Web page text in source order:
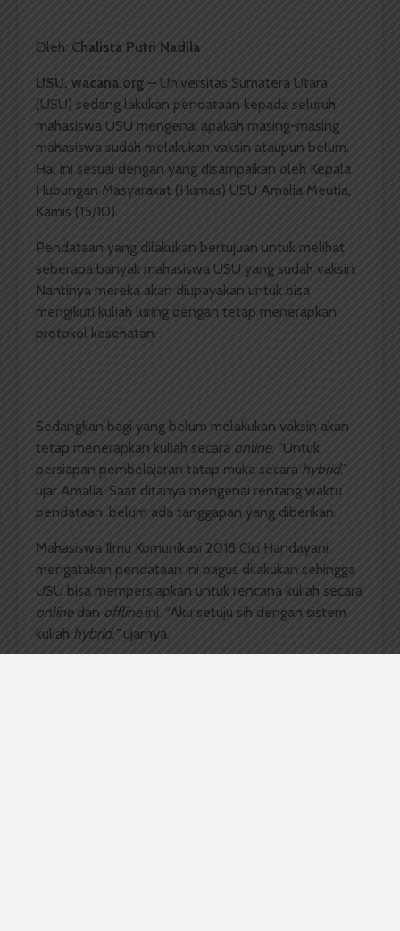
Oleh: Chalista Putri Nadila
USU, wacana.org – Universitas Sumatera Utara
(USU) sedang lakukan pendataan kepada seluruh
mahasiswa USU mengenai apakah masing-masing
mahasiswa sudah melakukan vaksin ataupun belum.
Hal ini sesuai dengan yang disampaikan oleh Kepala
Hubungan Masyarakat (Humas) USU Amalia Meutia,
Kamis (15/10).
Pendataan yang dilakukan bertujuan untuk melihat
seberapa banyak mahasiswa USU yang sudah vaksin.
Nantinya mereka akan diupayakan untuk bisa
mengikuti kuliah luring dengan tetap menerapkan
protokol kesehatan.
Sedangkan bagi yang belum melakukan vaksin akan
tetap menerapkan kuliah secara online. “Untuk
persiapan pembelajaran tatap muka secara hybrid,”
ujar Amalia. Saat ditanya mengenai rentang waktu
pendataan, belum ada tanggapan yang diberikan.
Mahasiswa Ilmu Komunikasi 2018 Cici Handayani
mengatakan pendataan ini bagus dilakukan sehingga
USU bisa mempersiapkan untuk rencana kuliah secara
onlinedan offlineini. “Aku setuju sih dengan sistem
kuliah hybrid, ”ujarnya.